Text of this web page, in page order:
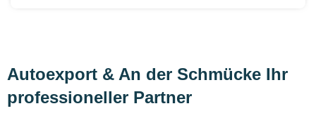
Autoexport & An der Schmücke Ihr
professioneller Partner